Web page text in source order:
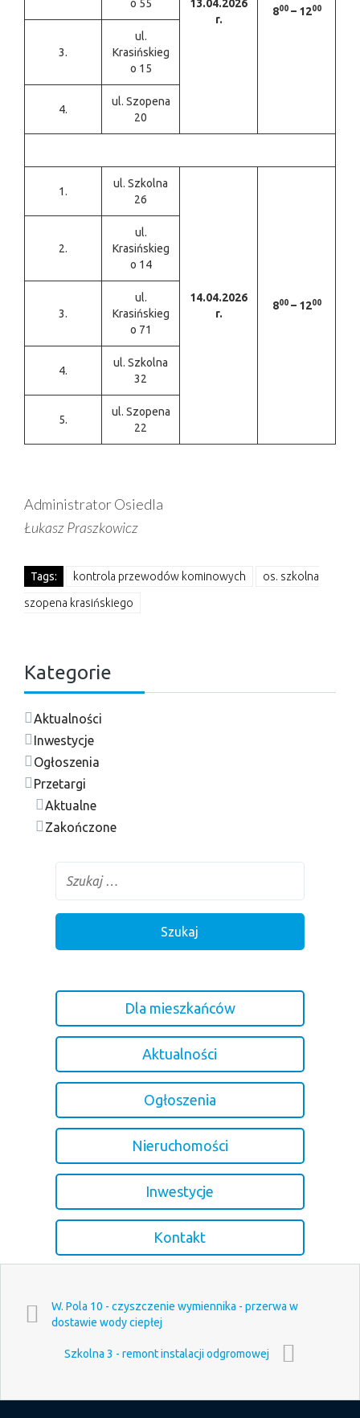
13.04.2026
r.
800 – 1200
o 55
3.
ul.
Krasińskieg
o 15
4.
ul. Szopena
20
1.
ul. Szkolna
26
14.04.2026
r.
800 – 1200
2.
ul.
Krasińskieg
o 14
3.
ul.
Krasińskieg
o 71
4.
ul. Szkolna
32
5.
ul. Szopena
22
Administrator Osiedla
Łukasz Praszkowicz
Tags: kontrola przewodów kominowych os. szkolna
szopena krasińskiego
Kategorie
Aktualności
Inwestycje
Ogłoszenia
Przetargi
Aktualne
Zakończone
Dla mieszkańców
Aktualności
Ogłoszenia
Nieruchomości
Inwestycje
Kontakt
W. Pola 10 - czyszczenie wymiennika - przerwa w
dostawie wody ciepłej
Szkolna 3 - remont instalacji odgromowej